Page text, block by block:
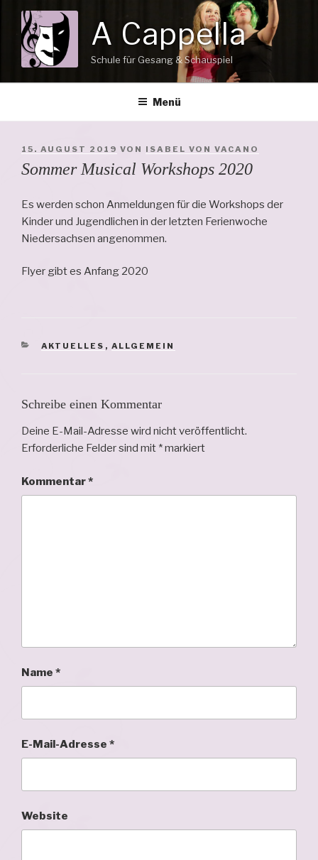
Inhalt
springen
A Cappella
Schule für Gesang & Schauspiel
Menü
VERÖFFENTLICHT
AM
15. AUGUST 2019 VON ISABEL VON VACANO
Sommer Musical Workshops 2020
Es werden schon Anmeldungen für die Workshops der
Kinder und Jugendlichen in der letzten Ferienwoche
Niedersachsen angenommen.
Flyer gibt es Anfang 2020
KATEGORIEN
AKTUELLES , ALLGEMEIN
Schreibe einen Kommentar
Deine E-Mail-Adresse wird nicht veröffentlicht.
Erforderliche Felder sind mit *markiert
Kommentar*
Name *
E-Mail-Adresse *
Website